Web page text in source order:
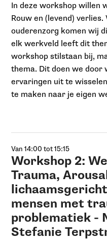
In deze workshop willen
Rouw en (levend)
ouderenzorg komen wij
elk werkveld leeft dit
workshop stilstaan bij,
thema. Dit doen we
ervaringen uit te
te maken naar je eigen
Van 14:00 tot 15:15
Workshop 2:
Trauma,
mensen met
problematiek -
Stefanie